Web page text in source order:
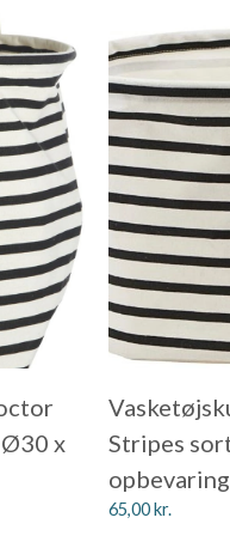
Ø30 x
Stripes
65,00kr.